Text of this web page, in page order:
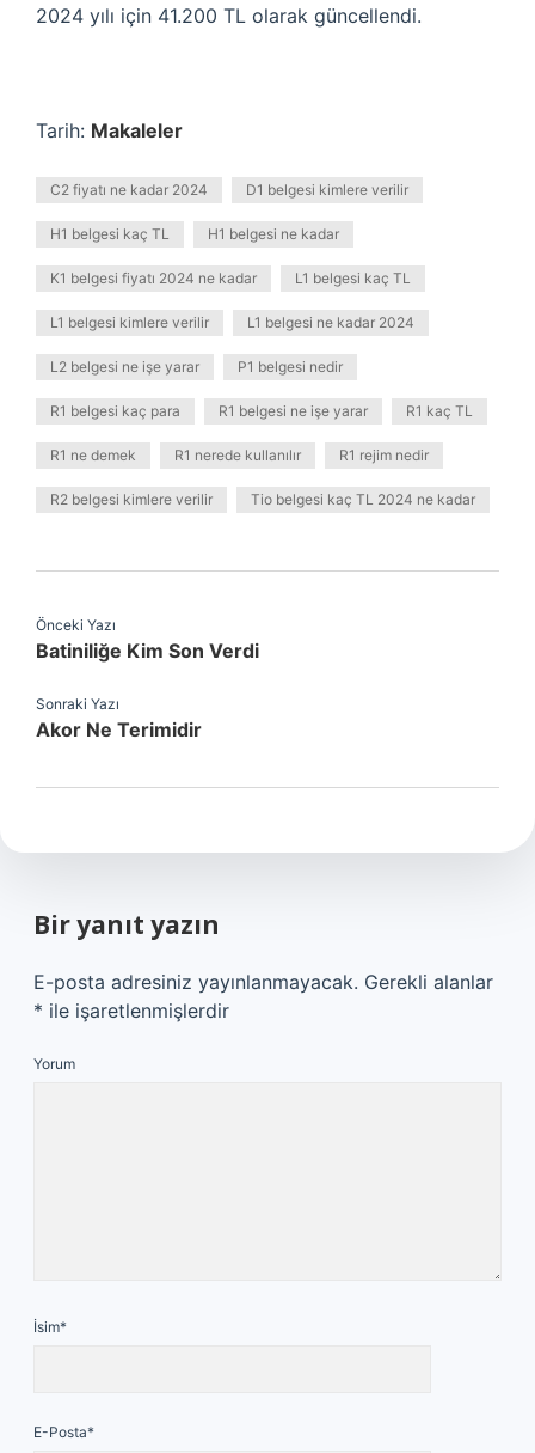
2024 yılı için 41.200 TL olarak güncellendi.
Tarih: Makaleler
C2 fiyatı ne kadar 2024 D1 belgesi kimlere verilir
H1 belgesi kaç TL H1 belgesi ne kadar
K1 belgesi fiyatı 2024 ne kadar L1 belgesi kaç TL
L1 belgesi kimlere verilir L1 belgesi ne kadar 2024
L2 belgesi ne işe yarar P1 belgesi nedir
R1 belgesi kaç para R1 belgesi ne işe yarar R1 kaç TL
R1 ne demek R1 nerede kullanılır R1 rejim nedir
R2 belgesi kimlere verilir Tio belgesi kaç TL 2024 ne kadar
Önceki Yazı
Batiniliğe Kim Son Verdi
Sonraki Yazı
Akor Ne Terimidir
Bir yanıt yazın
E-posta adresiniz yayınlanmayacak. Gerekli alanlar
* ile işaretlenmişlerdir
Yorum
İsim*
E-Posta*